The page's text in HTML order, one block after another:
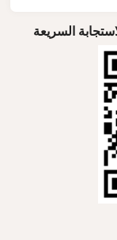
السريعة